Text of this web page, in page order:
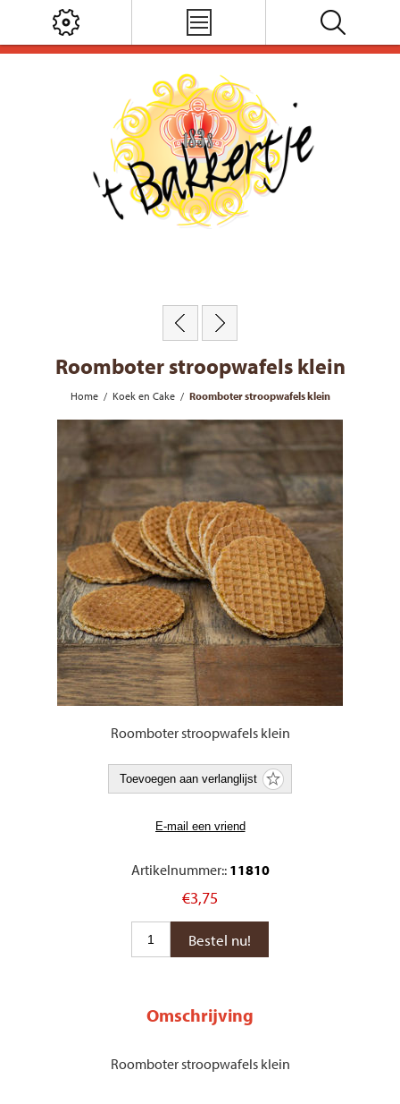
Roomboter stroopwafels klein
Home / Koek en Cake / Roomboter stroopwafels klein
Roomboter stroopwafels klein
Artikelnummer:: 11810
€3,75
Omschrijving
Roomboter stroopwafels klein